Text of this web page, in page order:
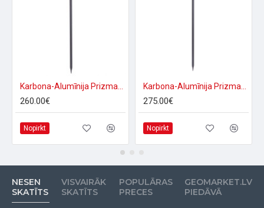
260.00€
Nopirkt
275.00€
Nopirkt
NESEN
SKATĪTS
VISVAIRĀK
SKATĪTS
POPULĀRAS
PRECES
GEOMARKET.LV
PIEDĀVĀ